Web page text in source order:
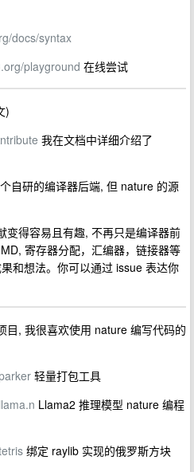
docs/syntax
playground 在线尝试
)
我在文档中详细介绍了
自研的编译器后端, 但 nature 的源
变得容易且有趣, 不再只是编译器前
寄存器分配，汇编器，链接器等
和想法。你可以通过 issue 表达你
目, 我很喜欢使用 nature 编写代码的
轻量打包工具
Llama2 推理模型 nature 编程
绑定 raylib 实现的俄罗斯方块